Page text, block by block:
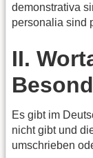
demonstrativa
personalia sind
II.
Es gibt im
nicht gibt und
umschrieben